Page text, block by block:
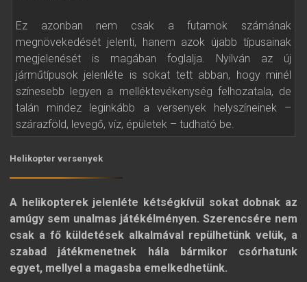
Ez azonban nem csak a futamok számának
megnövekedését jelenti, hanem azok újabb típusainak
megjelenését is magában foglalja. Nyilván az új
járműtípusok jelenléte is sokat tett abban, hogy minél
színesebb legyen a melléktevékenység felhozatala, de
talán mindez leginkább a versenyek helyszíneinek –
szárazföld, levegő, víz, épületek – tudható be.
Helikopter versenyek
A helikopterek jelenléte kétségkívül sokat dobnak az
amúgy sem unalmas játékélményen. Szerencsére nem
csak a fő küldetések alkalmával repülhetünk velük, a
szabad játékmenetnek hála bármikor csórhatunk
egyet, mellyel a magasba emelkedhetünk.